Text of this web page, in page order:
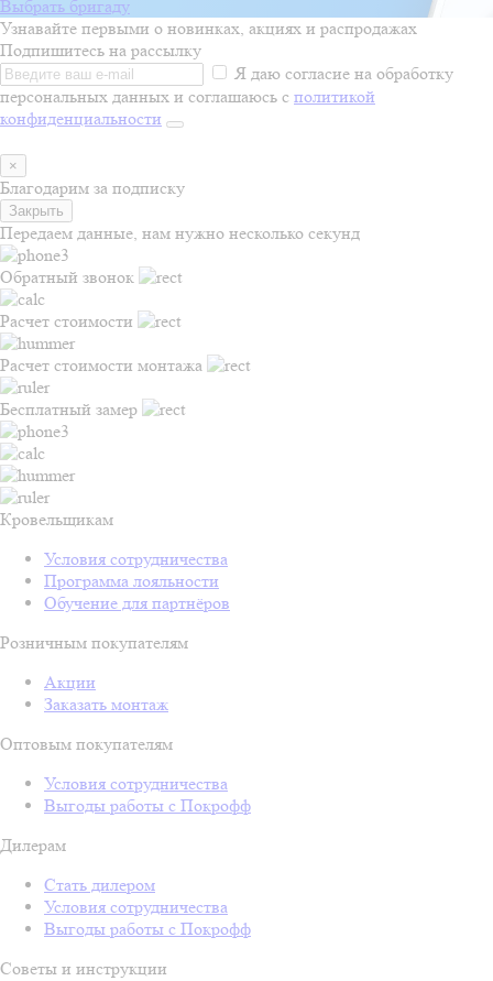
Выбрать бригаду
Узнавайте первыми о новинках, акциях и распродажах
Подпишитесь на рассылку
Я даю согласие на обработку
персональных данных и соглашаюсь с политикой
конфиденциальности
×
Благодарим за подписку
Закрыть
Передаем данные, нам нужно несколько секунд
Обратный звонок
Расчет стоимости
Расчет стоимости монтажа
Бесплатный замер
Кровельщикам
Условия сотрудничества
Программа лояльности
Обучение для партнёров
Розничным покупателям
Акции
Заказать монтаж
Оптовым покупателям
Условия сотрудничества
Выгоды работы с Покрофф
Дилерам
Стать дилером
Условия сотрудничества
Выгоды работы с Покрофф
Советы и инструкции